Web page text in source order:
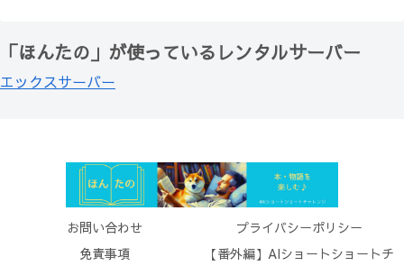
「ほんたの」が使っているレンタルサーバー
エックスサーバー
お問い合わせ
プライバシーポリシー
免責事項
【番外編】AIショートショートチ